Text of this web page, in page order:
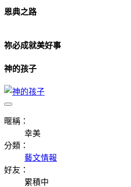
恩典之路
祢必成就美好事
神的孩子
暱稱：
幸美
分類：
藝文情報
好友：
累積中